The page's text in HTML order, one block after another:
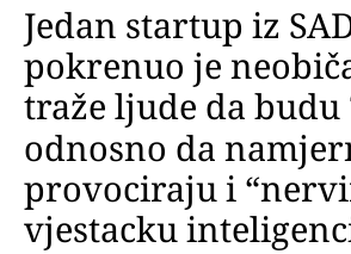
Jedan startup iz
pokrenuo je
traže ljude da budu
odnosno da
provociraju i
vjestacku